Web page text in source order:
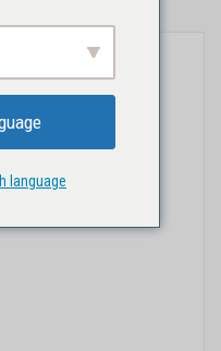
language